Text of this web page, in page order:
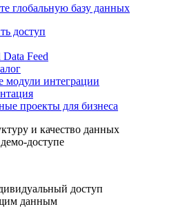
глобальную базу данных
доступ
Feed
модули интеграции
проекты для бизнеса
и качество данных
доступе
доступ
данным